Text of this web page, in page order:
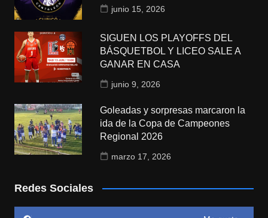
junio 15, 2026
SIGUEN LOS PLAYOFFS DEL
BÁSQUETBOL Y LICEO SALE A
GANAR EN CASA
junio 9, 2026
Goleadas y sorpresas marcaron la
ida de la Copa de Campeones
Regional 2026
marzo 17, 2026
Redes Sociales